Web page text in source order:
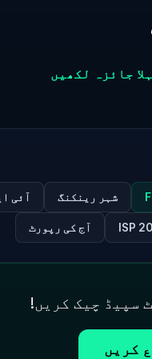
شہر رینکنگ آئی
آج کی رپورٹ
کریں